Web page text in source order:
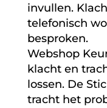
invullen.
telefonisch
besproken.
Webshop
klacht en
lossen. De
tracht het